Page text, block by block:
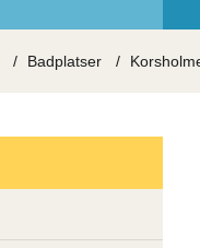
Badplatser